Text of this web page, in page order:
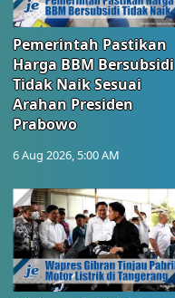
Pemerintah Pastikan
Harga BBM Bersubsidi
Tidak Naik Sesuai
Arahan Presiden
Prabowo
6 Aug 2026, 5:00 AM